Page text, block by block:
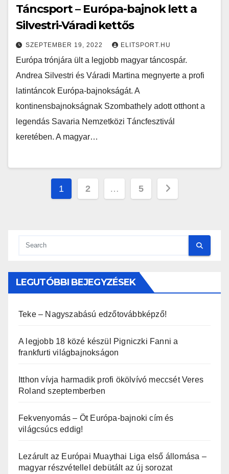
Táncsport – Európa-bajnok lett a
Silvestri-Váradi kettős
SZEPTEMBER 19, 2022 ELITSPORT.HU
Európa trónjára ült a legjobb magyar táncospár.
Andrea Silvestri és Váradi Martina megnyerte a profi
latintáncok Európa-bajnokságát. A
kontinensbajnokságnak Szombathely adott otthont a
legendás Savaria Nemzetközi Táncfesztivál
keretében. A magyar…
Bejegyzések
1 2 … 5
LEGUTÓBBI BEJEGYZÉSEK
Teke – Nagyszabású edzőtovábbképző!
A legjobb 18 közé készül Pigniczki Fanni a
frankfurti világbajnokságon
Itthon vívja harmadik profi ökölvívó meccsét Veres
Roland szeptemberben
Fekvenyomás – Öt Európa-bajnoki cím és
világcsúcs eddig!
Lezárult az Európai Muaythai Liga első állomása –
magyar részvétellel debütált az új sorozat